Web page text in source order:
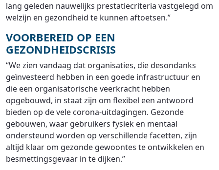
lang geleden nauwelijks prestatiecriteria vastgelegd om
welzijn en gezondheid te kunnen aftoetsen.”
VOORBEREID OP EEN
GEZONDHEIDSCRISIS
“We zien vandaag dat organisaties, die desondanks
geïnvesteerd hebben in een goede infrastructuur en
die een organisatorische veerkracht hebben
opgebouwd, in staat zijn om flexibel een antwoord
bieden op de vele corona-uitdagingen. Gezonde
gebouwen, waar gebruikers fysiek en mentaal
ondersteund worden op verschillende facetten, zijn
altijd klaar om gezonde gewoontes te ontwikkelen en
besmettingsgevaar in te dijken.”